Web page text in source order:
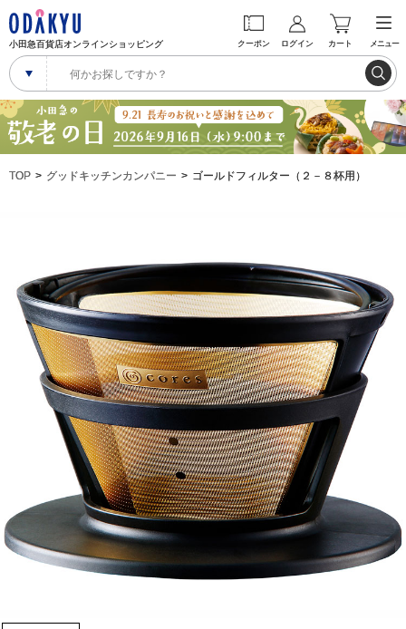
小田急百貨店オンラインショッピング クーポン ログイン カート メニュー
TOP グッドキッチンカンパニー ゴールドフィルター（２－８杯用）